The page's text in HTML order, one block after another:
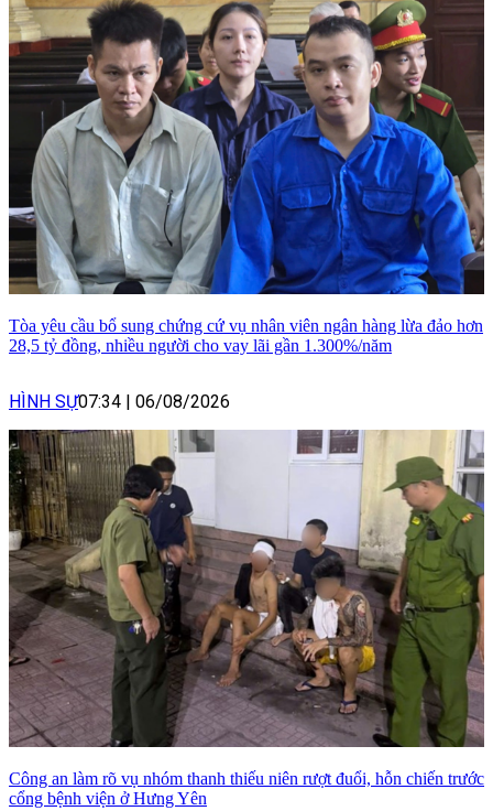
Tòa yêu cầu bổ sung chứng cứ vụ nhân viên ngân hàng lừa đảo hơn
28,5 tỷ đồng, nhiều người cho vay lãi gần 1.300%/năm
HÌNH SỰ07:34 06/08/2026
Công an làm rõ vụ nhóm thanh thiếu niên rượt đuổi, hỗn chiến trước
cổng bệnh viện ở Hưng Yên